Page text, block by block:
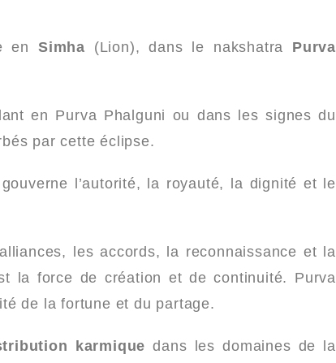
en Simha (Lion), dans le nakshatra Purva
en Purva Phalguni ou dans les signes du
par cette éclipse.
l’autorité, la royauté, la dignité et le
les accords, la reconnaissance et la
la force de création et de continuité. Purva
de la fortune et du partage.
karmique dans les domaines de la